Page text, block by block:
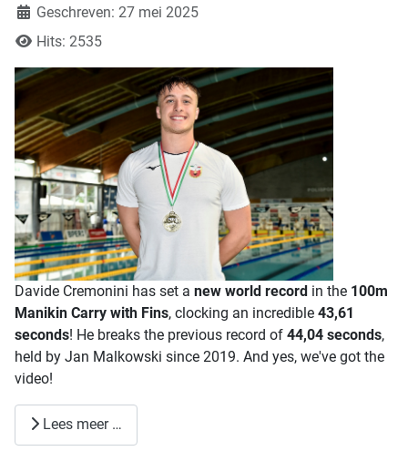
Geschreven: 27 mei 2025
Hits: 2535
Davide Cremonini has set a new world record in the 100m
Manikin Carry with Fins, clocking an incredible 43,61
seconds! He breaks the previous record of 44,04 seconds,
held by Jan Malkowski since 2019. And yes, we've got the
video!
Lees meer …